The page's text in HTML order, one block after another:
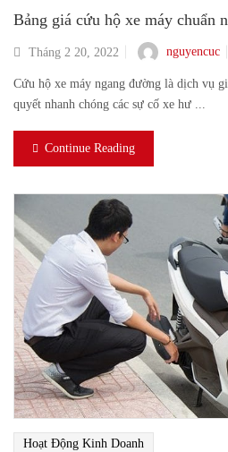
Bảng giá cứu hộ xe máy chuẩn
Tháng 2 20, 2022 nguyencuc
Cứu hộ xe máy ngang đường là dịch vụ
quyết nhanh chóng các sự cố xe hư ...
Continue Reading
Hoạt Động Kinh Doanh